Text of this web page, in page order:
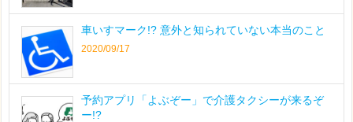
車いすマーク!? 意外と知られていない本当のこと
2020/09/17
予約アプリ「よぶぞー」で介護タクシーが来るぞ
ー!?